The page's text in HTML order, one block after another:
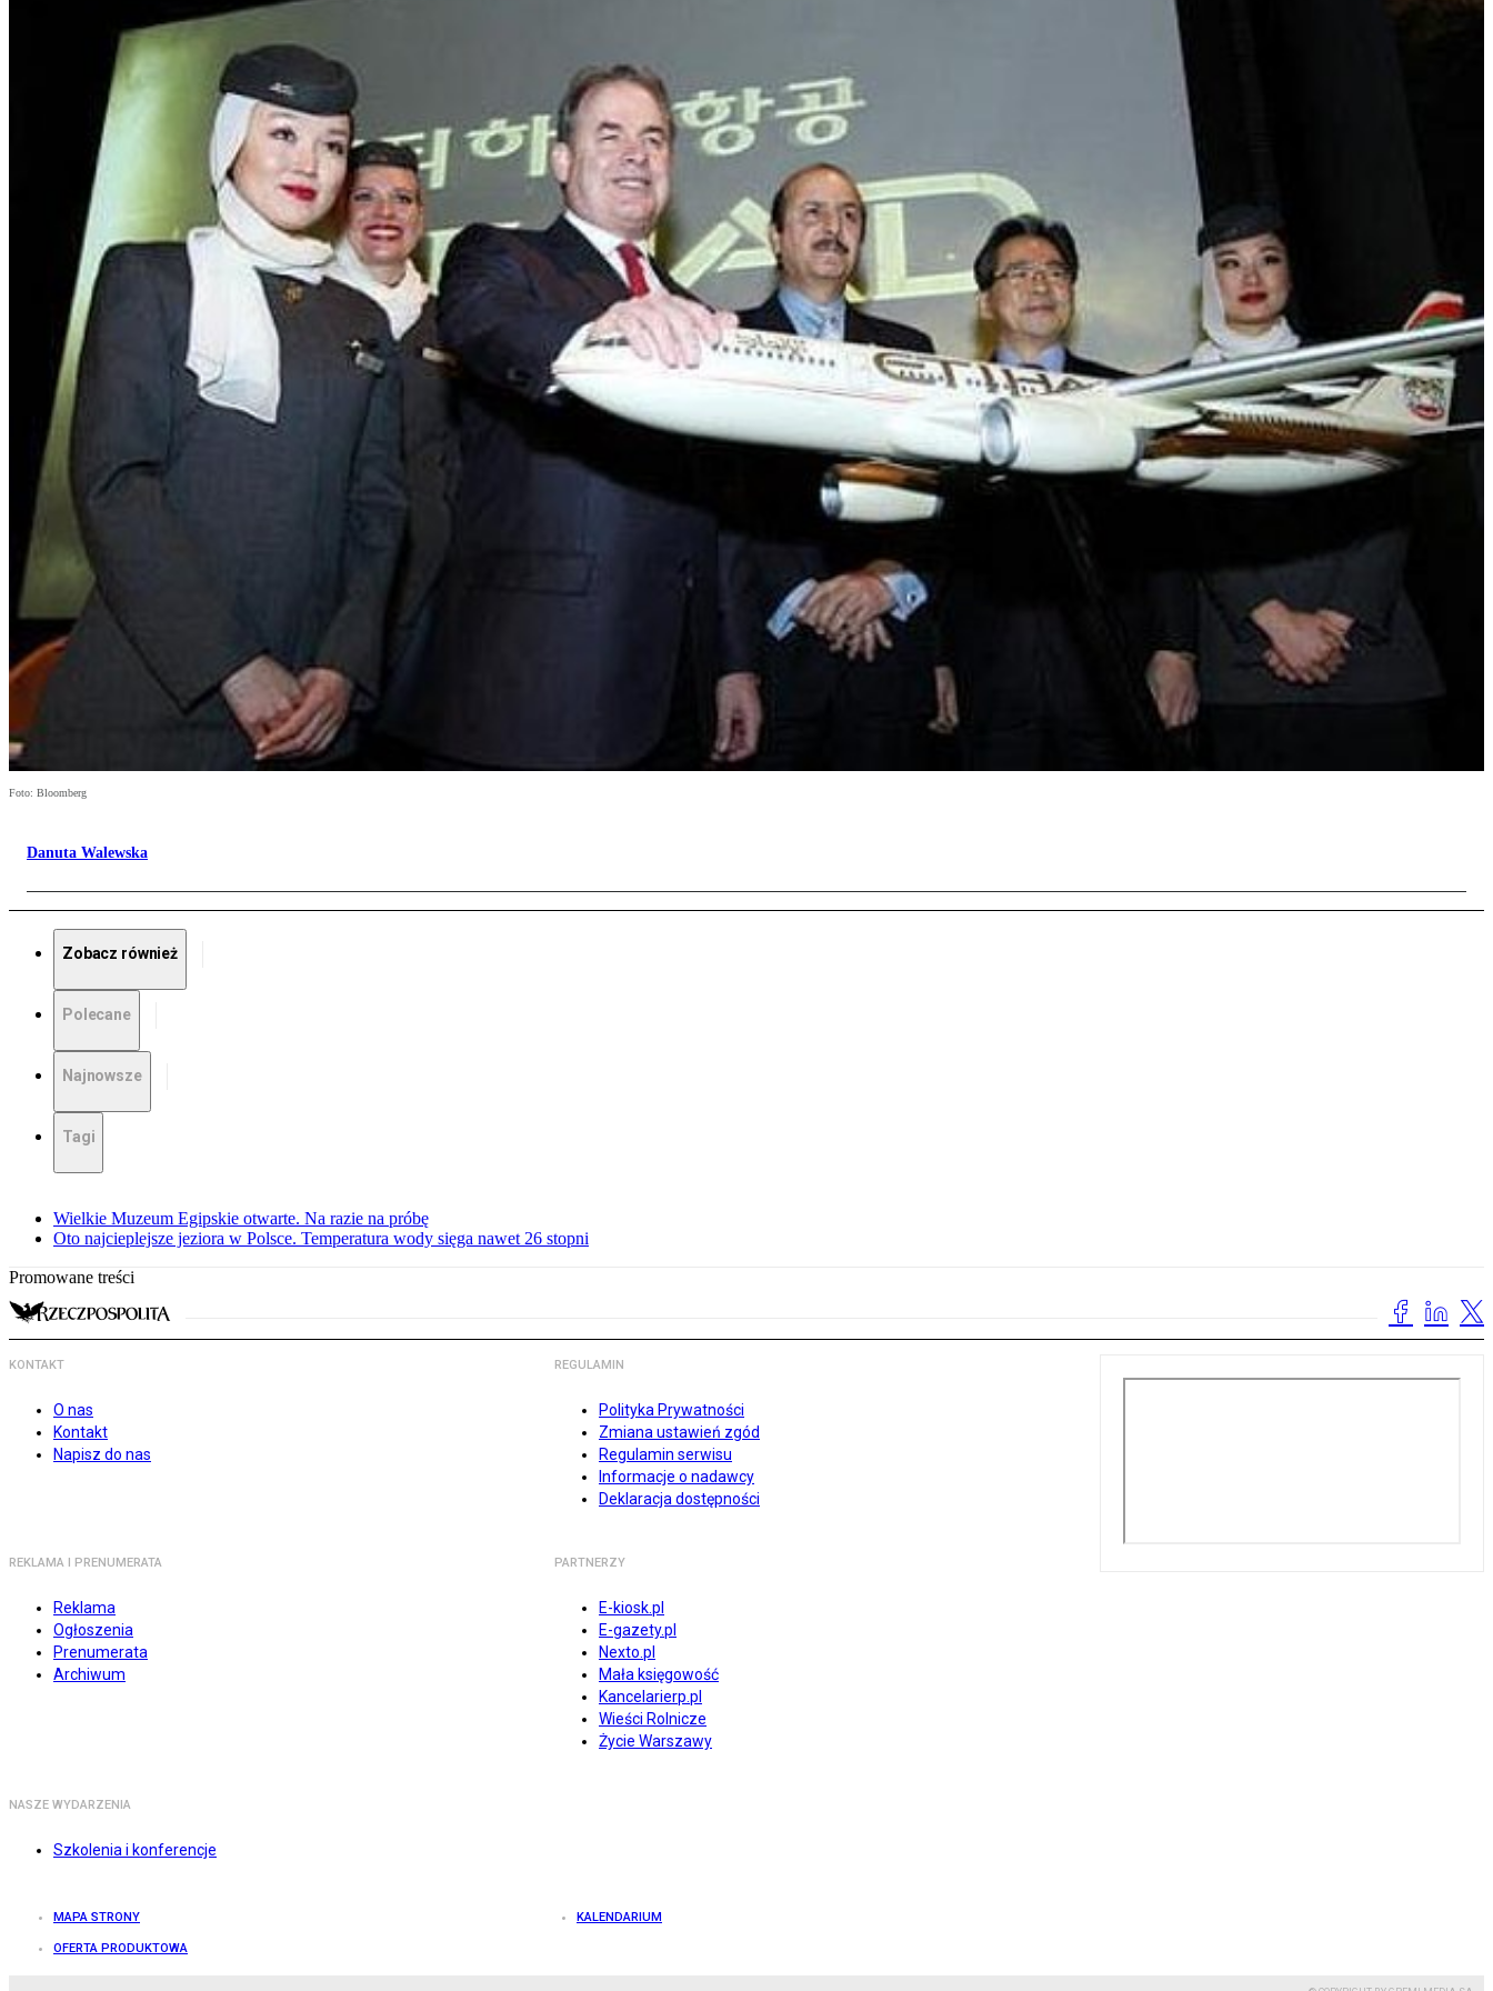
Foto: Bloomberg
Danuta Walewska
Zobacz również
Polecane
Najnowsze
Tagi
Wielkie Muzeum Egipskie otwarte. Na razie na próbę
Oto najcieplejsze jeziora w Polsce. Temperatura wody sięga nawet 26 stopni
Promowane treści
KONTAKT
O nas
Kontakt
Napisz do nas
REGULAMIN
Polityka Prywatności
Zmiana ustawień zgód
Regulamin serwisu
Informacje o nadawcy
Deklaracja dostępności
REKLAMA I PRENUMERATA
Reklama
Ogłoszenia
Prenumerata
Archiwum
PARTNERZY
E-kiosk.pl
E-gazety.pl
Nexto.pl
Mała księgowość
Kancelarierp.pl
Wieści Rolnicze
Życie Warszawy
NASZE WYDARZENIA
Szkolenia i konferencje
MAPA STRONY KALENDARIUM
OFERTA PRODUKTOWA